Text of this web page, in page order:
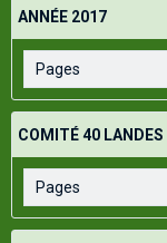
ANNÉE 2017
COMITÉ 40